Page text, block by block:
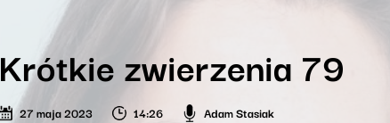
Krótkie zwierzenia 79
27 maja 2023 14:26 Adam Stasiak